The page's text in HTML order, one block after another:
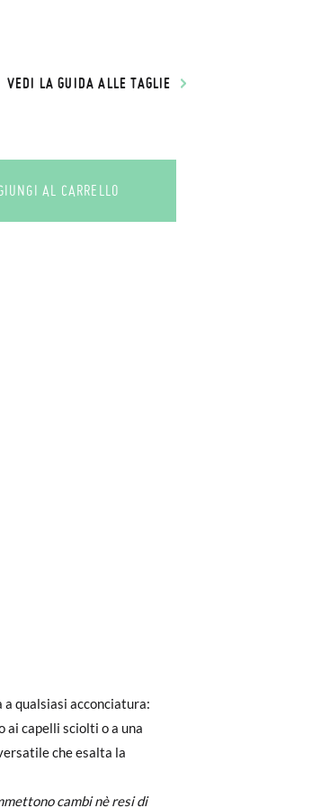
VEDI LA GUIDA ALLE TAGLIE
AL CARRELLO
cambi nè resi di
che l'ordine deve essere
reso gratuito.